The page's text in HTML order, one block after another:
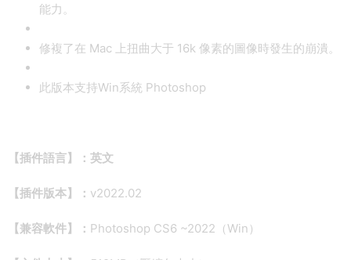
能力。
修複了在 Mac 上扭曲大于 16k 像素的圖像時發生的崩潰。
此版本支持Win系統 Photoshop
【插件語言】：英文
【插件版本】： v2022.02
【兼容軟件】： Photoshop CS6 ~2022（Win）